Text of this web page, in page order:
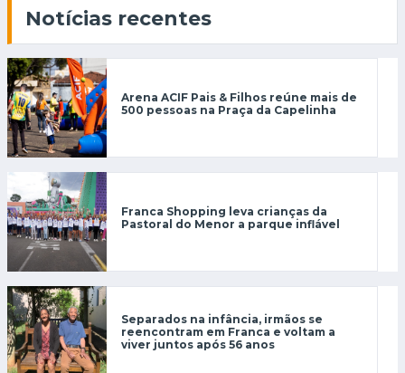
Notícias recentes
Arena ACIF Pais & Filhos reúne mais de
500 pessoas na Praça da Capelinha
Franca Shopping leva crianças da
Pastoral do Menor a parque inflável
Separados na infância, irmãos se
reencontram em Franca e voltam a
viver juntos após 56 anos